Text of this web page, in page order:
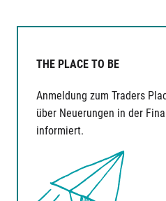
THE PLACE TO BE
Anmeldung zum Traders
über Neuerungen in der
informiert.